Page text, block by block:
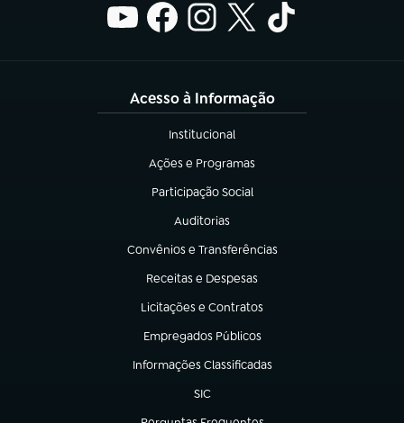
Acesso à Informação
Institucional
(abre em nova aba)
Ações e Programas
(abre em nova aba)
Participação Social
(abre em nova aba)
Auditorias
(abre em nova aba)
Convênios e Transferências
(abre em nova aba)
Receitas e Despesas
(abre em nova aba)
Licitações e Contratos
(abre em nova aba)
Empregados Públicos
(abre em nova aba)
Informações Classificadas
(abre em nova aba)
SIC
(abre em nova aba)